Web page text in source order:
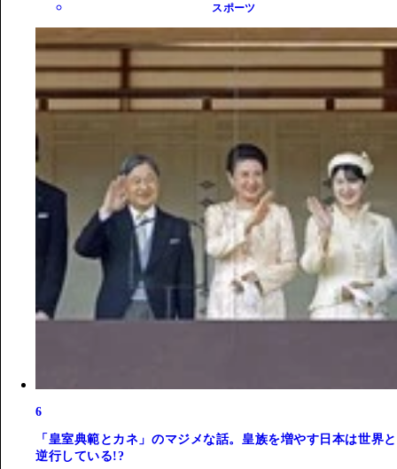
スポーツ
6
「皇室典範とカネ」のマジメな話。皇族を増やす日本は世界と
逆行している!?